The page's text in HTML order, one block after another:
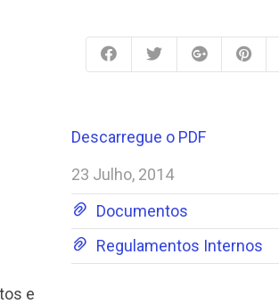
e
Descarregue o PDF
23 Julho, 2014
Documentos
Regulamentos Internos